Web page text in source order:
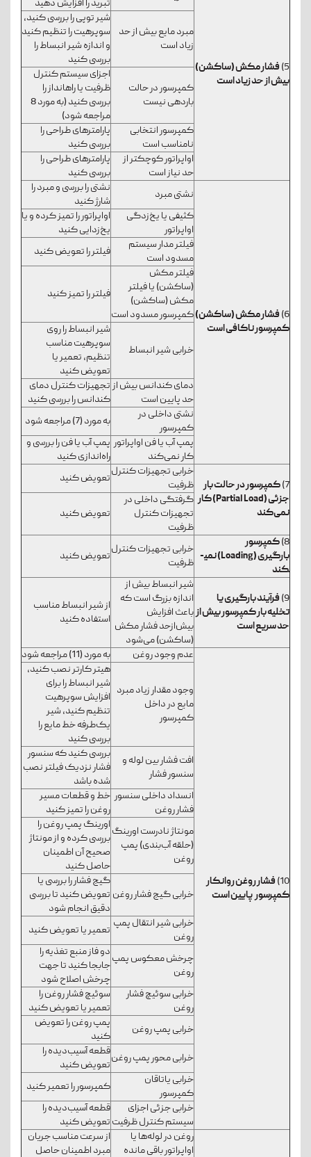
5) فشار مکش (ساکشن)
بیش از حد زیاد است
تبرید را افزایش دهید
مبرد مایع بیش از حد
زیاد است
شیر توپی را بررسی کنید،
سوپرهیت را تنظیم کنید
و اندازه شیر انبساط را
بررسی کنید
کمپرسور در حالت
باردهی نیست
اجزای سیستم کنترل
ظرفیت یا راه­انداز را
بررسی کنید (به مورد 8
مراجعه شود)
کمپرسور انتخابی
نامناسب است
پارامترهای طراحی را
بررسی کنید
اواپراتور کوچک­تر از
حد نیاز است
پارامترهای طراحی را
بررسی کنید
6) فشار مکش (ساکشن)
کمپرسور ناکافی است
نشتی مبرد
نشتی را بررسی و مبرد را
شارژ کنید
کثیفی یا یخ‌زدگی
اواپراتور
اواپراتور را تمیز کرده و یا
یخ‌زدایی کنید
فیلتر مدار سیستم
مسدود است
فیلتر را تعویض کنید
فیلتر مکش
(ساکشن) یا فیلتر
مکش (ساکشن)
کمپرسور مسدود است
فیلتر را تمیز کنید
خرابی شیر انبساط
شیر انبساط را روی
سوپرهیت مناسب
تنظیم، تعمیر یا
تعویض کنید
دمای کندانس بیش از
حد پایین است
تجهیزات کنترل دمای
کندانس را بررسی کنید
نشتی داخلی در
کمپرسور
به مورد (7) مراجعه شود
پمپ آب یا فن اواپراتور
کار نمی‌کند
پمپ آب یا فن را بررسی و
راه‌اندازی کنید
7) کمپرسور در حالت بار
جزئی(Partial Load)کار
نمی‌کند
خرابی تجهیزات کنترل
ظرفیت
تعویض کنید
گرفتگی داخلی در
تجهیزات کنترل
ظرفیت
تعویض کنید
8) کمپرسور
بارگیری(Loading)نمی­
کند
خرابی تجهیزات کنترل
ظرفیت
تعویض کنید
9) فرآیند بارگیری یا
تخلیه بار کمپرسور بیش از
حد سریع است
شیر انبساط بیش از
اندازه بزرگ است که
باعث افزایش
بیش‌ازحد فشار مکش
(ساکشن) می‌شود
از شیر انبساط مناسب
استفاده کنید
10) فشار روغن روانکار
کمپرسور پایین است
عدم وجود روغن به مورد (11) مراجعه شود
وجود مقدار زیاد مبرد
مایع در داخل
کمپرسور
هیتر کارتر نصب کنید،
شیر انبساط را برای
افزایش سوپرهیت
تنظیم کنید، شیر
یک‌طرفه خط مایع را
بررسی کنید
افت فشار بین لوله و
سنسور فشار
بررسی کنید که سنسور
فشار نزدیک فیلتر نصب
شده باشد
انسداد داخلی سنسور
فشار روغن
خط و قطعات مسیر
روغن را تمیز کنید
مونتاژ نادرست اورینگ
(حلقه آب‌بندی) پمپ
روغن
اورینگ پمپ روغن را
بررسی کرده و از مونتاژ
صحیح آن اطمینان
حاصل کنید
خرابی گیج فشار روغن
گیج فشار را بررسی یا
تعویض کنید تا بررسی
دقیق انجام شود
خرابی شیر انتقال پمپ
روغن
تعمیر یا تعویض کنید
چرخش معکوس پمپ
روغن
دو فاز منبع تغذیه را
جابجا کنید تا جهت
چرخش اصلاح شود
خرابی سوئیچ فشار
روغن
سوئیچ فشار روغن را
تعمیر یا تعویض کنید
خرابی پمپ روغن
پمپ روغن را تعویض
کنید
خرابی محور پمپ روغنقطعه آسیب‌دیده را
تعویض کنید
خرابی یاتاقان
کمپرسور
کمپرسور را تعمیر کنید
خرابی جزئی اجزای
سیستم کنترل ظرفیت
قطعه آسیب‌دیده را
تعویض کنید
روغن در لوله‌ها یا
اواپراتور باقی مانده
از سرعت مناسب جریان
مبرد اطمینان حاصل